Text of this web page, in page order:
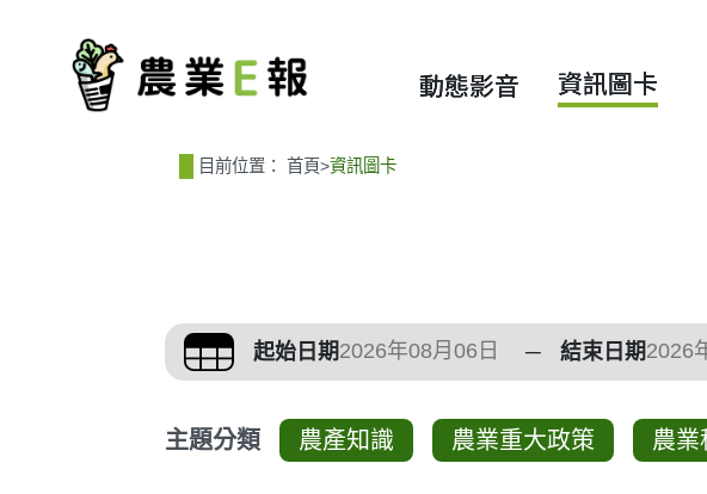
動態影音 資訊圖卡
目前位置： 首頁>資訊圖卡
篩選、排序與主題分類
起始日期 結束日期
主題分類 農產知識 農業重大政策 農業